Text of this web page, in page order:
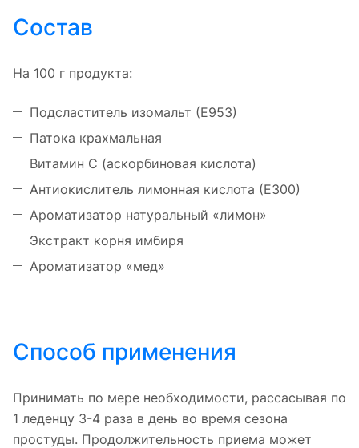
Состав
На 100 г продукта:
Подсластитель изомальт (Е953)
Патока крахмальная
Витамин С (аскорбиновая кислота)
Антиокислитель лимонная кислота (Е300)
Ароматизатор натуральный «лимон»
Экстракт корня имбиря
Ароматизатор «мед»
Способ применения
Принимать по мере необходимости, рассасывая по
1 леденцу 3-4 раза в день во время сезона
простуды. Продолжительность приема может